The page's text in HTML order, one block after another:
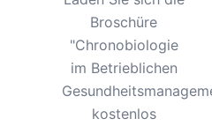
Broschüre
"Chronobiologie
im Betrieblichen
kostenlos